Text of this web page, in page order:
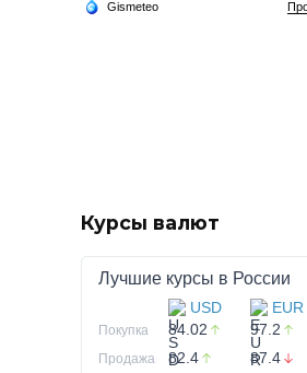
Курсы валют
Лучшие курсы в России
USD EUR
Покупка 84.02 97.2
Продажа 82.4 87.4